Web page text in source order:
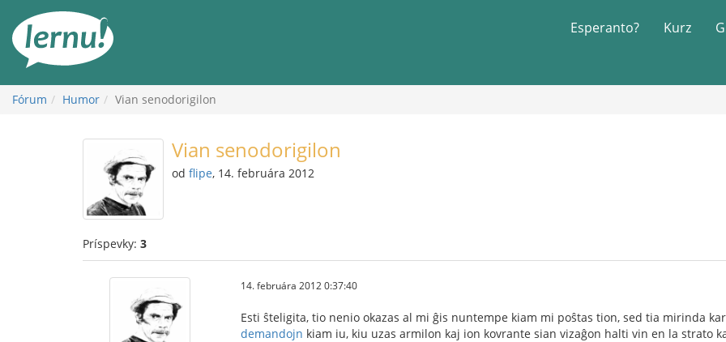
obsah
Esperanto? Kurz
Fórum Humor Vian senodorigilon
Vian senodorigilon
od flipe, 14. februára 2012
Príspevky: 3
14. februára 2012 0:37:40
Esti ŝteligita, tio nenio okazas al mi ĝis nuntempe kiam mi poŝtas tion, sed tia mirinda
demandojn kiam iu, kiu uzas armilon kaj ion kovrante sian vizaĝon halti vin en la strato